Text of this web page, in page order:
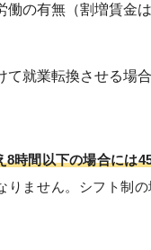
働の有無（割増賃金
て就業転換させる場
8時間以下の場合には
りません。シフト制